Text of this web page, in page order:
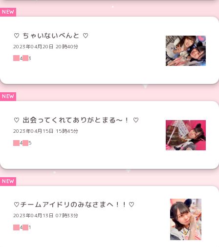
♡ ちゃいないべんと ♡
2023年04月20日 20時40分
4
3
♡ 出会ってくれてありがとまる〜！ ♡
2023年04月15日 15時45分
4
5
♡チームアイドリのみなさまへ！！♡
2023年04月13日 07時33分
4
1